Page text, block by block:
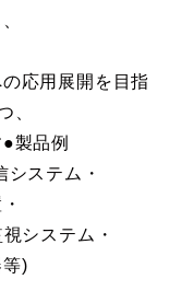
応用展開を目指
、
製品例
ステム・
システム・
)